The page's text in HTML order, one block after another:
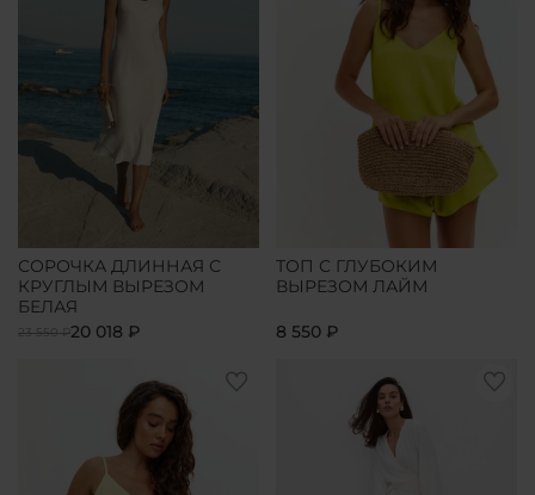
СОРОЧКА ДЛИННАЯ С
КРУГЛЫМ ВЫРЕЗОМ
БЕЛАЯ
23 550 ₽20 018 ₽
ТОП С ГЛУБОКИМ
ВЫРЕЗОМ ЛАЙМ
8 550 ₽